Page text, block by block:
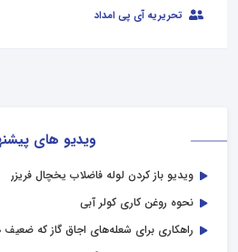
ویدیو های
ویدیو باز کردن لوله فاضلاب یخچال فریزر
نحوه روغن کاری کولر آبی
راهکاری برای شعله‌های اجاق گاز که
تحریریه آی پی امداد